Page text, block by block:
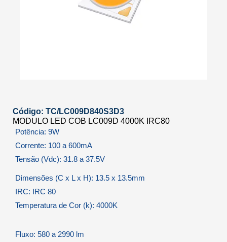
Código: TC/LC009D840S3D3
MODULO LED COB LC009D 4000K IRC80
Potência: 9W
Corrente: 100 a 600mA
Tensão (Vdc): 31.8 a 37.5V
Dimensões (C x L x H): 13.5 x 13.5mm
IRC: IRC 80
Temperatura de Cor (k): 4000K
Fluxo: 580 a 2990 lm